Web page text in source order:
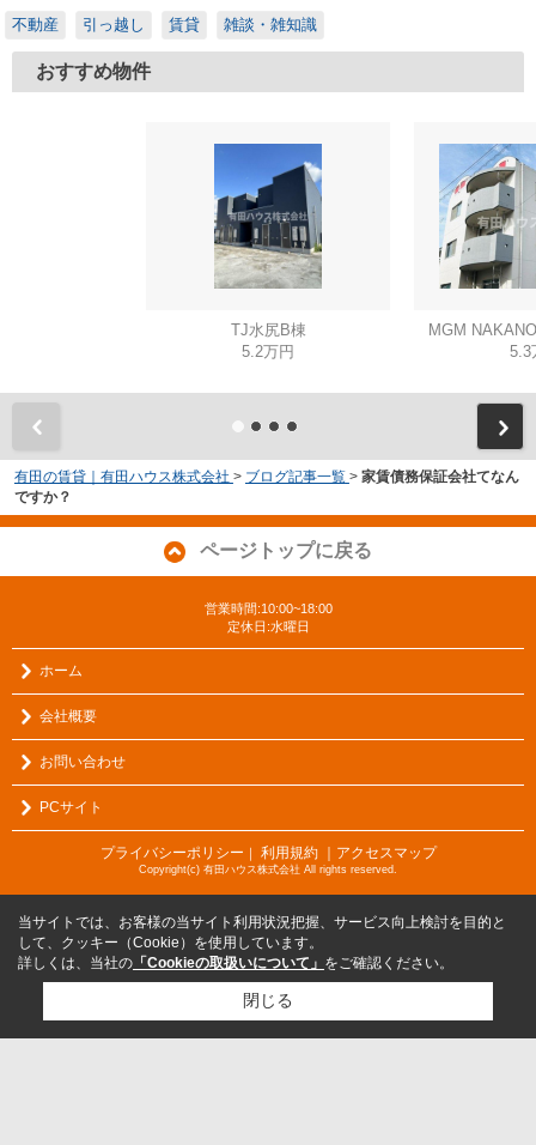
不動産
引っ越し 賃貸 雑談・雑知識
おすすめ物件
TJ水尻B棟
5.2万円
MGM
5.3
有田の賃貸｜有田ハウス株式会社 > ブログ記事一覧 > 家賃債務保証会社てなん
ですか？
ページトップに戻る
営業時間:10:00~18:00
定休日:水曜日
ホーム
会社概要
お問い合わせ
PCサイト
プライバシーポリシー ｜ 利用規約 ｜アクセスマップ
Copyright(c) 有田ハウス株式会社 All rights reserved.
当サイトでは、お客様の当サイト利用状況把握、サービス向上検討を目的と
して、クッキー（Cookie）を使用しています。
詳しくは、当社の 「Cookieの取扱いについて」 をご確認ください。
閉じる